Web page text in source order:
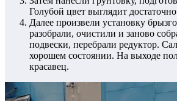
Голубой цвет выглядит
Далее произвели установку
разобрали, очистили и заново
подвески, перебрали редуктор.
хорошем состоянии. На выходе
красавец.